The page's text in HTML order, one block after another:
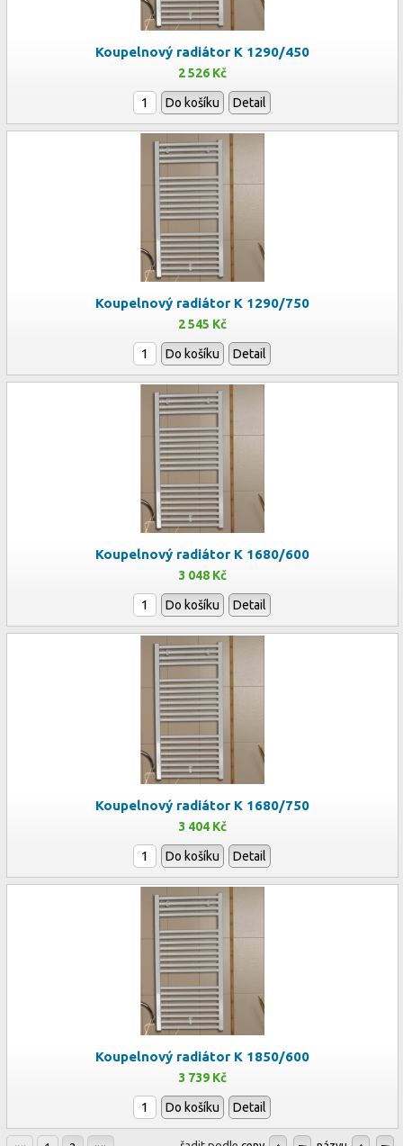
Koupelnový radiátor K 1290/450
2 526 Kč
Do košíku Detail
Koupelnový radiátor K 1290/750
2 545 Kč
Do košíku Detail
Koupelnový radiátor K 1680/600
3 048 Kč
Do košíku Detail
Koupelnový radiátor K 1680/750
3 404 Kč
Do košíku Detail
Koupelnový radiátor K 1850/600
3 739 Kč
Do košíku Detail